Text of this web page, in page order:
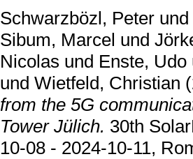
Schwarzbözl, Peter und
Sibum, Marcel und
Nicolas und Enste, Udo
und Wietfeld, Christian
from the 5G
Tower Jülich. 30th
10-08 - 2024-10-11,